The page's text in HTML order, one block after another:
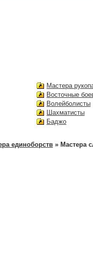
Мастера
Восточные
Волейболисты
Шахматисты
Баджо
единоборств » Мастера